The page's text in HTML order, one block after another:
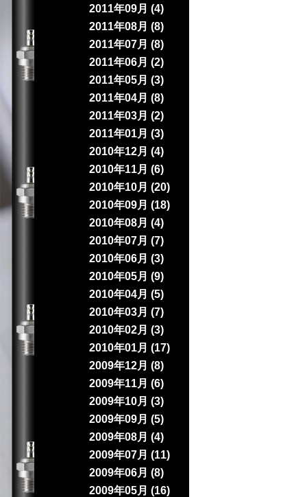
2011年09月 (4)
2011年08月 (8)
2011年07月 (8)
2011年06月 (2)
2011年05月 (3)
2011年04月 (8)
2011年03月 (2)
2011年01月 (3)
2010年12月 (4)
2010年11月 (6)
2010年10月 (20)
2010年09月 (18)
2010年08月 (4)
2010年07月 (7)
2010年06月 (3)
2010年05月 (9)
2010年04月 (5)
2010年03月 (7)
2010年02月 (3)
2010年01月 (17)
2009年12月 (8)
2009年11月 (6)
2009年10月 (3)
2009年09月 (5)
2009年08月 (4)
2009年07月 (11)
2009年06月 (8)
2009年05月 (16)